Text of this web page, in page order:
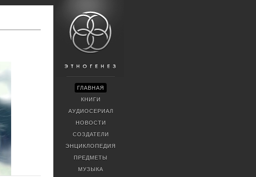
ГЛАВНАЯ
КНИГИ
АУДИОСЕРИАЛ
НОВОСТИ
СОЗДАТЕЛИ
ЭНЦИКЛОПЕДИЯ
ПРЕДМЕТЫ
МУЗЫКА